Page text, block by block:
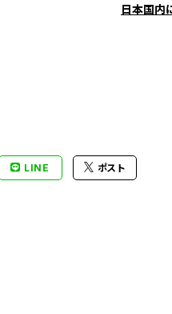
日本国内
LINE ポスト